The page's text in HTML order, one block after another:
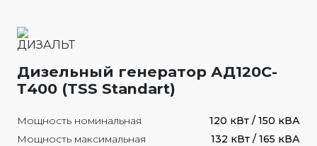
Дизельный генератор АД120С-
Т400 (TSS Standart)
Мощность номинальная
120 кВт / 150 кВА
Мощность максимальная
132 кВт / 165 кВА